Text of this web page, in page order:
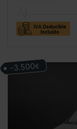
-3.500€